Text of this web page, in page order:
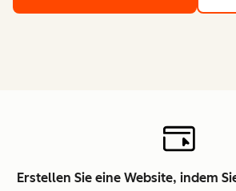
Erstellen Sie eine Website, indem